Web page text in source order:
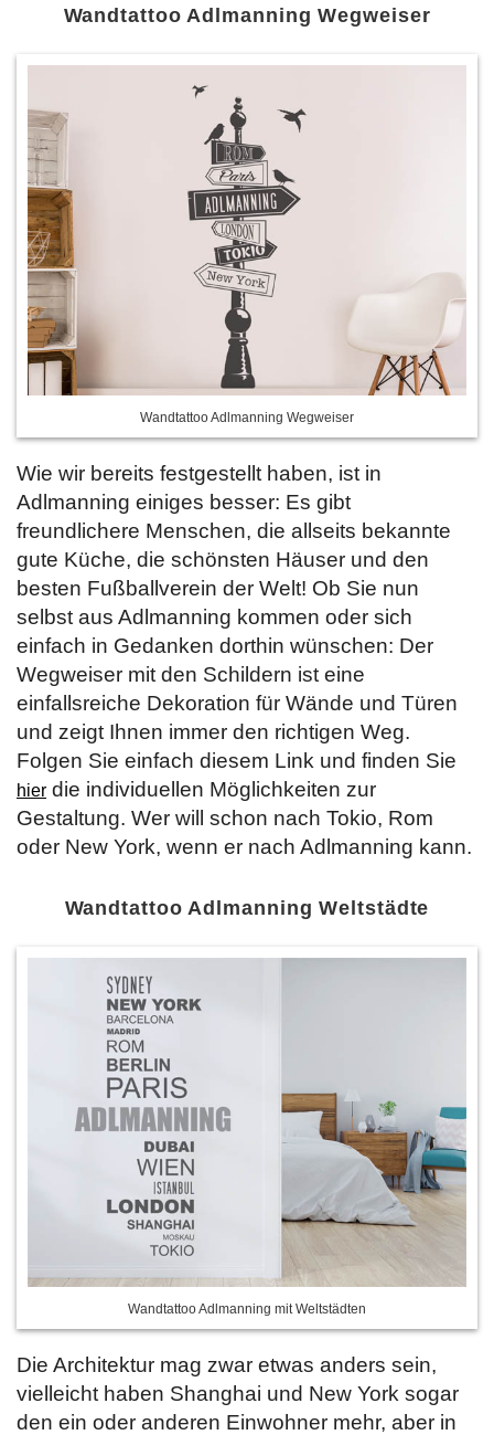
Wandtattoo Adlmanning Wegweiser
Wandtattoo Adlmanning Wegweiser
Wie wir bereits festgestellt haben, ist in
Adlmanning einiges besser: Es gibt
freundlichere Menschen, die allseits bekannte
gute Küche, die schönsten Häuser und den
besten Fußballverein der Welt! Ob Sie nun
selbst aus Adlmanning kommen oder sich
einfach in Gedanken dorthin wünschen: Der
Wegweiser mit den Schildern ist eine
einfallsreiche Dekoration für Wände und Türen
und zeigt Ihnen immer den richtigen Weg.
Folgen Sie einfach diesem Link und finden Sie
hier die individuellen Möglichkeiten zur
Gestaltung. Wer will schon nach Tokio, Rom
oder New York, wenn er nach Adlmanning kann.
Wandtattoo Adlmanning Weltstädte
Wandtattoo Adlmanning mit Weltstädten
Die Architektur mag zwar etwas anders sein,
vielleicht haben Shanghai und New York sogar
den ein oder anderen Einwohner mehr, aber in